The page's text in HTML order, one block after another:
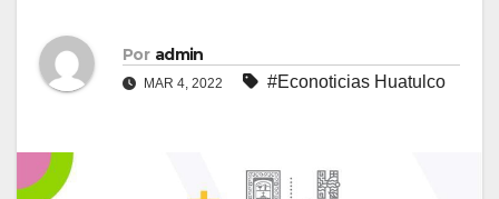
Por admin
MAR 4, 2022 #Econoticias Huatulco